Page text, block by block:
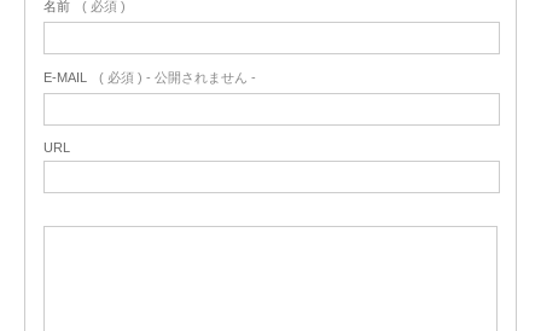
名前 ( 必須 )
E-MAIL ( 必須 ) - 公開されません -
URL